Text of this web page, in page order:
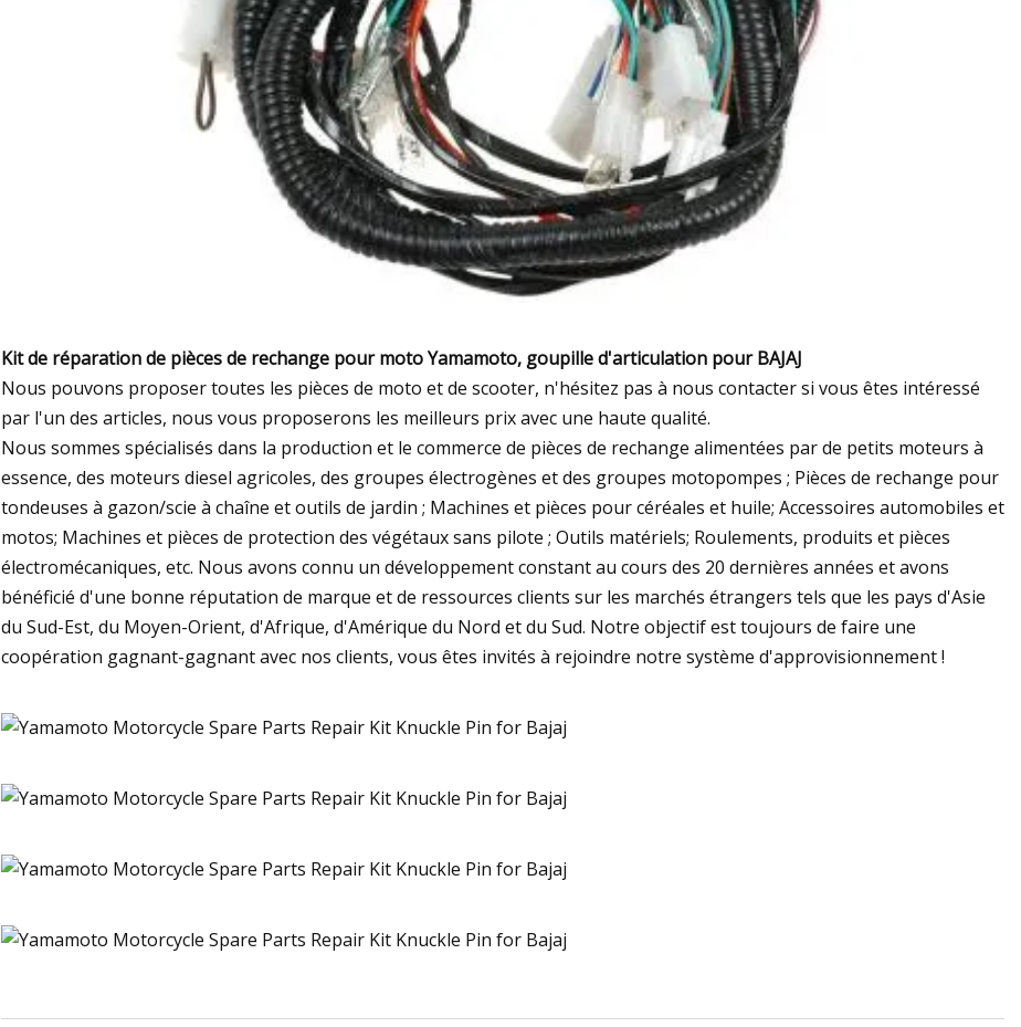
Kit de réparation de pièces de rechange pour moto Yamamoto, goupille d'articulation pour BAJAJ
Nous pouvons proposer toutes les pièces de moto et de scooter, n'hésitez pas à nous contacter si vous êtes intéressé
par l'un des articles, nous vous proposerons les meilleurs prix avec une haute qualité.
Nous sommes spécialisés dans la production et le commerce de pièces de rechange alimentées par de petits moteurs à
essence, des moteurs diesel agricoles, des groupes électrogènes et des groupes motopompes ; Pièces de rechange pour
tondeuses à gazon/scie à chaîne et outils de jardin ; Machines et pièces pour céréales et huile; Accessoires automobiles et
motos; Machines et pièces de protection des végétaux sans pilote ; Outils matériels; Roulements, produits et pièces
électromécaniques, etc. Nous avons connu un développement constant au cours des 20 dernières années et avons
bénéficié d'une bonne réputation de marque et de ressources clients sur les marchés étrangers tels que les pays d'Asie
du Sud-Est, du Moyen-Orient, d'Afrique, d'Amérique du Nord et du Sud. Notre objectif est toujours de faire une
coopération gagnant-gagnant avec nos clients, vous êtes invités à rejoindre notre système d'approvisionnement !